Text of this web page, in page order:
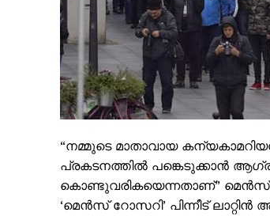
“നമ്മുടെ മാതാവായ
പ്രകടനത്തിൽ പങ്കെടുക്കാൻ
കൊണ്ടുവരികയെന്നതാണ്” മെന്‍സ്
‘മെന്‍സ് റോസറി’ പിന്നീട്